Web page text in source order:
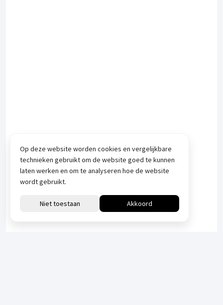
Op deze website worden cookies en vergelijkbare
technieken gebruikt om de website goed te kunnen
laten werken en om te analyseren hoe de website
wordt gebruikt.